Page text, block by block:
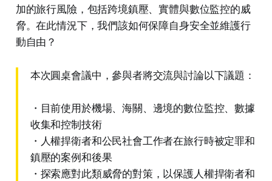
加的旅行風險，包括跨境鎮壓、實體與數位監控的威
脅。在此情況下，我們該如何保障自身安全並維護行
動自由？
本次圓桌會議中，參與者將交流與討論以下議題：
・目前使用於機場、海關、邊境的數位監控、數據
收集和控制技術
・人權捍衛者和公民社會工作者在旅行時被定罪和
鎮壓的案例和後果
・探索應對此類威脅的對策，以保護人權捍衛者和